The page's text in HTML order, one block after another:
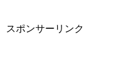
スポンサーリンク